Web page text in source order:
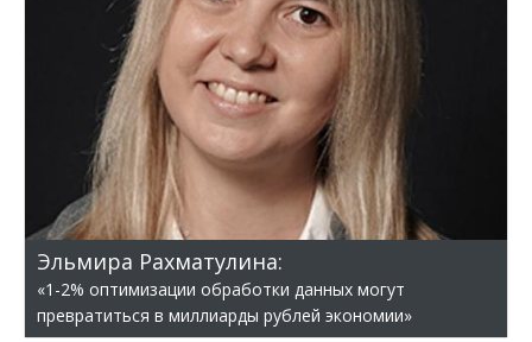
Эльмира Рахматулина:
«1-2% оптимизации обработки данных могут
превратиться в миллиарды рублей экономии»